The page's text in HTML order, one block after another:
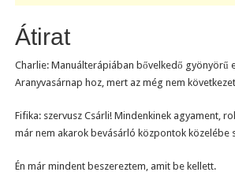
Átirat
Charlie: Manuálterápiában bővelkedő gyönyörű
Aranyvasárnap hoz, mert az még nem
Fifika: szervusz Csárli! Mindenkinek agyament,
már nem akarok bevásárló központok közelébe
Én már mindent beszereztem, amit be kellett.